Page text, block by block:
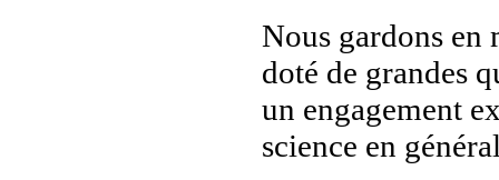
Nous gardons en
doté de grandes
un engagement
science en